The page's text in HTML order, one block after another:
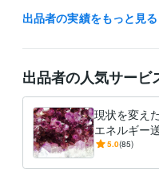
いつも評価をご記入頂き
誠にありがとうございます。
過ぎる欲求や期待などのエネル
特にこのヒーラー活動におい
れている為にすべてを委ねてい
ておりません。
私個人的にもたとえ他者から
よく
出品者の実績をもっと見る
出品者の人気サービ
現状を変え
エネルギー
間連続集中
5.0(85)